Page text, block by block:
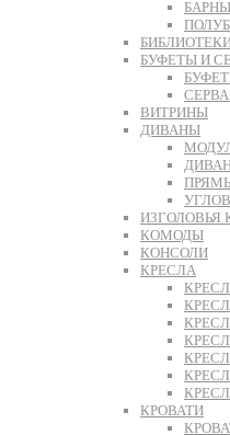
БУФЕТЫ И
ВИТРИНЫ
ДИВАНЫ
ИЗГОЛОВЬЯ
КОМОДЫ
КОНСОЛИ
КРЕСЛА
КРОВАТИ